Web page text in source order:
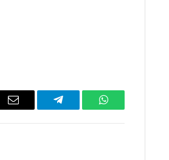
Email Telegram WhatsApp